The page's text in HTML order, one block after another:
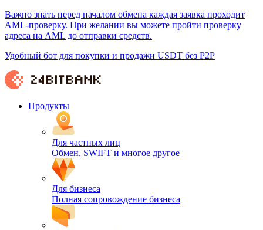
Важно знать перед началом обмена каждая заявка проходит
AML-проверку. При желании вы можете пройти проверку
адреса на AML до отправки средств.
Удобный бот для покупки и продажи USDT без P2P
Продукты
Для частных лиц
Обмен, SWIFT и многое другое
Для бизнеса
Полная сопровождение бизнеса